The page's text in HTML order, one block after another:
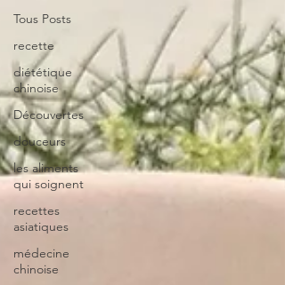
Tous Posts
recette
diététique
chinoise
Découvertes
douceurs
les aliments
qui soignent
recettes
asiatiques
médecine
chinoise